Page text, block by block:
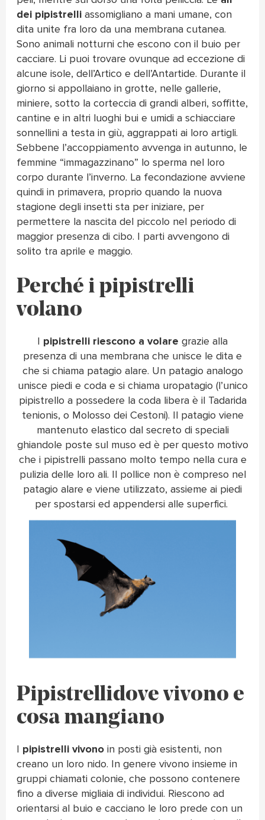
dei pipistrelliassomigliano a mani umane, con
dita unite fra loro da una membrana cutanea.
Sono animali notturni che escono con il buio per
cacciare. Li puoi trovare ovunque ad eccezione di
alcune isole, dell’Artico e dell’Antartide. Durante il
giorno si appollaiano in grotte, nelle gallerie,
miniere, sotto la corteccia di grandi alberi, soffitte,
cantine e in altri luoghi bui e umidi a schiacciare
sonnellini a testa in giù, aggrappati ai loro artigli.
Sebbene l’accoppiamento avvenga in autunno, le
femmine “immagazzinano” lo sperma nel loro
corpo durante l’inverno. La fecondazione avviene
quindi in primavera, proprio quando la nuova
stagione degli insetti sta per iniziare, per
permettere la nascita del piccolo nel periodo di
maggior presenza di cibo. I parti avvengono di
solito tra aprile e maggio.
Perché i pipistrelli
volano
I pipistrelli riescono a volare grazie alla
presenza di una membrana che unisce le dita e
che si chiama patagio alare. Un patagio analogo
unisce piedi e coda e si chiama uropatagio (l’unico
pipistrello a possedere la coda libera è il Tadarida
tenionis, o Molosso dei Cestoni). Il patagio viene
mantenuto elastico dal secreto di speciali
ghiandole poste sul muso ed è per questo motivo
che i pipistrelli passano molto tempo nella cura e
pulizia delle loro ali. Il pollice non è compreso nel
patagio alare e viene utilizzato, assieme ai piedi
per spostarsi ed appendersi alle superfici.
Pipistrelli dove vivono e
cosa mangiano
I pipistrelli vivonoin posti già esistenti, non
creano un loro nido. In genere vivono insieme in
gruppi chiamati colonie, che possono contenere
fino a diverse migliaia di individui. Riescono ad
orientarsi al buio e cacciano le loro prede con un